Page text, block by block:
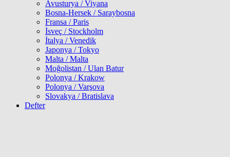
Avusturya / Viyana
Bosna-Hersek / Saraybosna
Fransa / Paris
İsveç / Stockholm
İtalya / Venedik
Japonya / Tokyo
Malta / Malta
Moğolistan / Ulan Batur
Polonya / Krakow
Polonya / Varşova
Slovakya / Bratislava
Defter